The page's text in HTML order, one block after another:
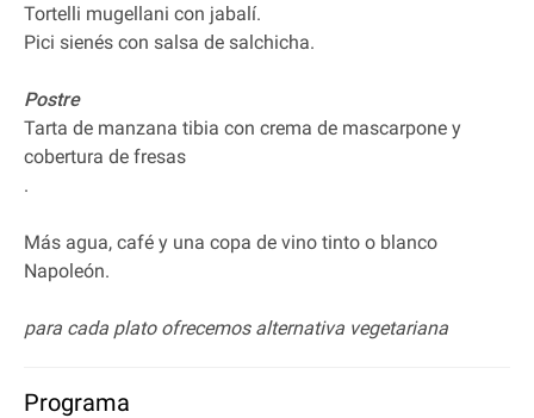
Tortelli mugellani con jabalí.
Pici sienés con salsa de salchicha.
Postre
Tarta de manzana tibia con crema de mascarpone y
cobertura de fresas
.
Más agua, café y una copa de vino tinto o blanco
Napoleón.
para cada plato ofrecemos alternativa vegetariana
Programa